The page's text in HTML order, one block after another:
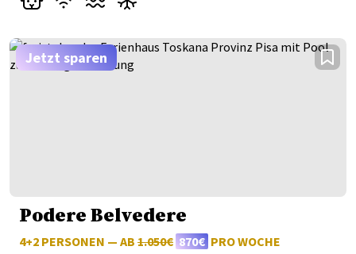
Jetzt sparen
Podere Belvedere
4+2 PERSONEN — AB 1.050€ 870€ PRO WOCHE